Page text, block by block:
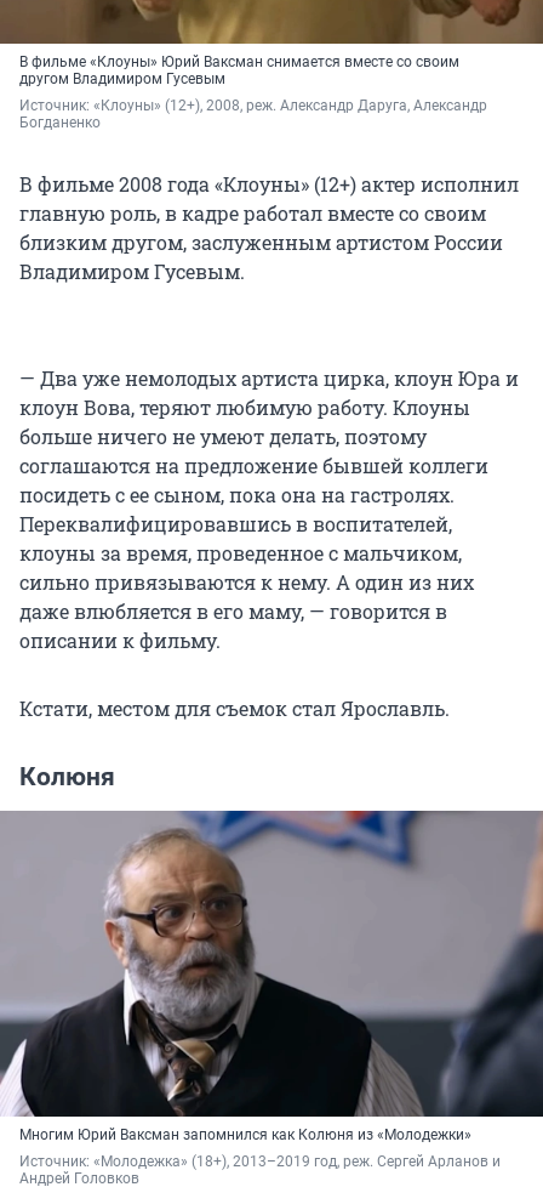
В фильме «Клоуны» Юрий Ваксман снимается вместе со своим
другом Владимиром Гусевым
Источник: «Клоуны» (12+), 2008, реж. Александр Даруга, Александр
Богданенко
В фильме 2008 года «Клоуны» (12+) актер исполнил
главную роль, в кадре работал вместе со своим
близким другом, заслуженным артистом России
Владимиром Гусевым.
— Два уже немолодых артиста цирка, клоун Юра и
клоун Вова, теряют любимую работу. Клоуны
больше ничего не умеют делать, поэтому
соглашаются на предложение бывшей коллеги
посидеть с ее сыном, пока она на гастролях.
Переквалифицировавшись в воспитателей,
клоуны за время, проведенное с мальчиком,
сильно привязываются к нему. А один из них
даже влюбляется в его маму, — говорится в
описании к фильму.
Кстати, местом для съемок стал Ярославль.
Колюня
Многим Юрий Ваксман запомнился как Колюня из «Молодежки»
Источник: «Молодежка» (18+), 2013–2019 год, реж. Сергей Арланов и
Андрей Головков